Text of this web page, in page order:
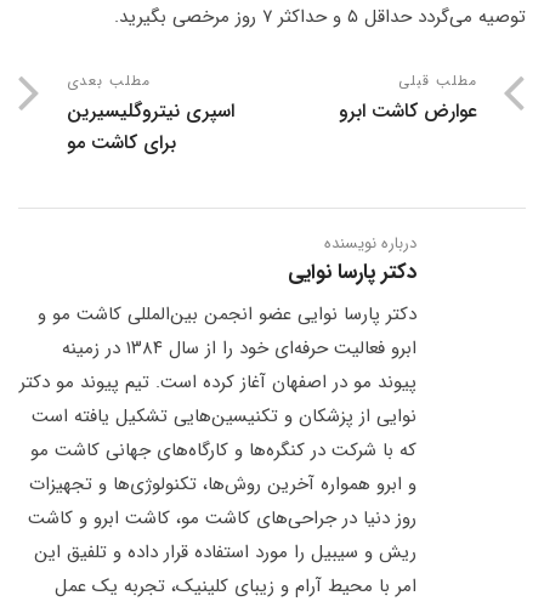
توصیه می‌گردد حداقل ۵ و حداکثر ۷ روز مرخصی بگیرید.
مطلب قبلی
عوارض کاشت ابرو
مطلب بعدی
اسپری نیتروگلیسیرین
برای کاشت مو
درباره نویسنده
دکتر پارسا نوایی
دکتر پارسا نوایی عضو انجمن بین‌المللی کاشت مو و
ابرو فعالیت حرفه‌ای خود را از سال ۱۳۸۴ در زمینه
پیوند مو در اصفهان آغاز کرده است. تیم پیوند مو دکتر
نوایی از پزشکان و تکنیسین‌هایی تشکیل یافته است
که با شرکت در کنگره‌ها و کارگاه‌های جهانی کاشت مو
و ابرو همواره آخرین روش‌ها، تکنولوژی‌ها و تجهیزات
روز دنیا در جراحی‌های کاشت مو، کاشت ابرو و کاشت
ریش و سیبیل را مورد استفاده قرار داده و تلفیق این
امر با محیط آرام و زیبای کلینیک، تجربه یک عمل